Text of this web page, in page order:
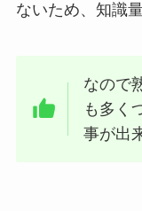
ないため、知識
なので
も多く
事が出